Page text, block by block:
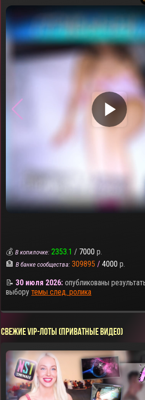
▶
💰В копилочке: 2353.1 / 7000 р.
🏦В банке сообщества: 309895 / 4000 р.
📝30 июля 2026: опубликованы
выборутемы след. ролика
СВЕЖИЕ VIP-ЛОТЫ (ПРИВАТНЫЕ ВИДЕО)